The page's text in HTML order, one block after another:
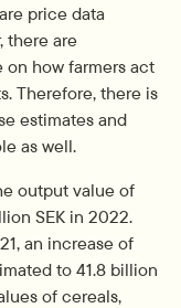
price data
there are
how farmers act
Therefore, there is
estimates and
as well.
output value of
SEK in 2022.
an increase of
to 41.8 billion
of cereals,